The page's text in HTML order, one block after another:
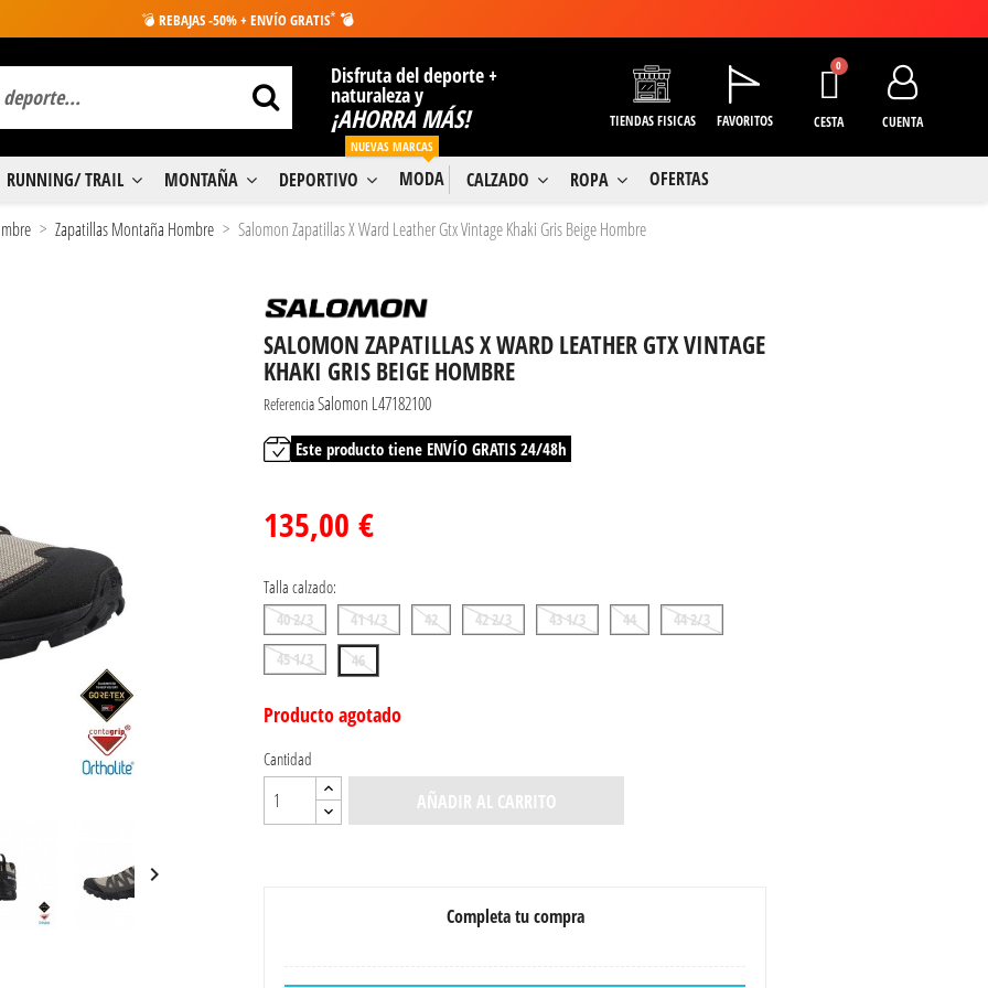
💣 REBAJAS -50% + ENVÍO GRATIS* 💣
Disfruta del deporte +
naturaleza y
¡AHORRA MÁS! TIENDAS FISICAS FAVORITOS CESTA CUENTA
RUNNING/ TRAIL MONTAÑA DEPORTIVO MODA
NUEVAS MARCAS
CALZADO ROPA OFERTAS
Zapatillas Montaña Hombre Salomon Zapatillas X Ward Leather Gtx Vintage Khaki Gris Beige Hombre

SALOMON ZAPATILLAS X WARD LEATHER GTX VINTAGE
KHAKI GRIS BEIGE HOMBRE
ReferenciaSalomon L47182100
Este producto tiene ENVÍO GRATIS 24/48h
135,00 €
Talla calzado:
40 2/3 41 1/3 42 42 2/3 43 1/3 44
44 2/3
45 1/3
46
Producto agotado
Cantidad
AÑADIR AL CARRITO
Completa tu compra